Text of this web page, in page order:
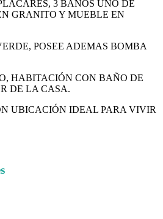
3 BAÑOS UNO DE
GRANITO Y MUEBLE EN
POSEE ADEMAS BOMBA
HABITACIÓN CON BAÑO DE
DE LA CASA.
UBICACIÓN IDEAL PARA VIVIR